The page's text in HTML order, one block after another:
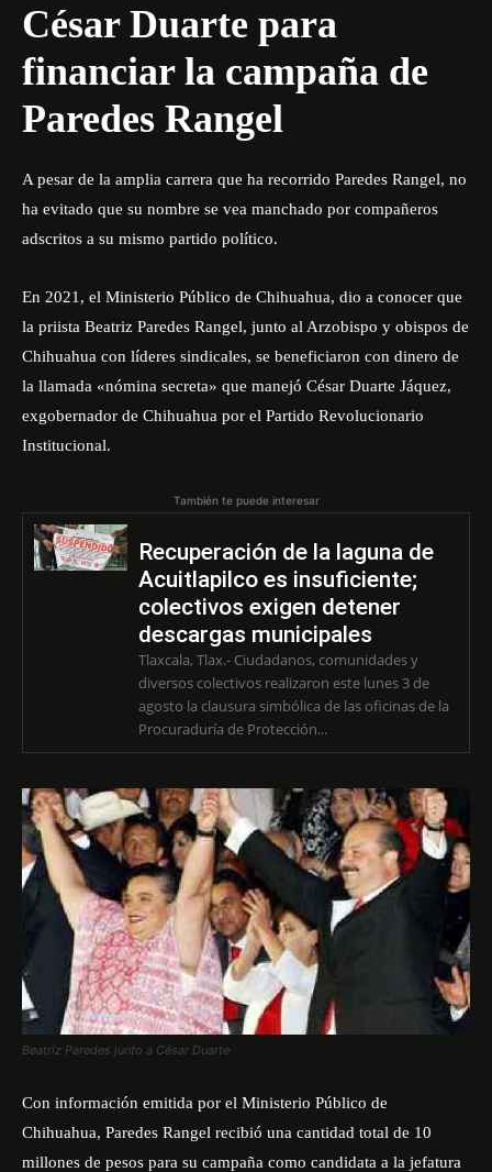
César Duarte para
financiar la campaña de
Paredes Rangel
A pesar de la amplia carrera que ha recorrido Paredes Rangel, no
ha evitado que su nombre se vea manchado por compañeros
adscritos a su mismo partido político.
En 2021, el Ministerio Público de Chihuahua, dio a conocer que
la priista Beatriz Paredes Rangel, junto al Arzobispo y obispos de
Chihuahua con líderes sindicales, se beneficiaron con dinero de
la llamada «nómina secreta» que manejó César Duarte Jáquez,
exgobernador de Chihuahua por el Partido Revolucionario
Institucional.
También te puede interesar
Recuperación de la laguna de
Acuitlapilco es insuficiente;
colectivos exigen detener
descargas municipales
Tlaxcala, Tlax.- Ciudadanos, comunidades y
diversos colectivos realizaron este lunes 3 de
agosto la clausura simbólica de las oficinas de la
Procuraduría de Protección...
Beatriz Paredes junto a César Duarte
Con información emitida por el Ministerio Público de
Chihuahua, Paredes Rangel recibió una cantidad total de 10
millones de pesos para su campaña como candidata a la jefatura